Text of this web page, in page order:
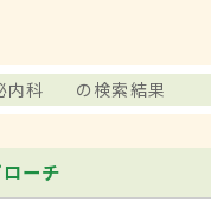
内科 の検索結果
ーチ